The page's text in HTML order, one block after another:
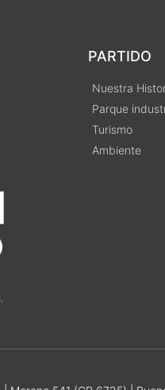
PARTIDO
Nuestra
Parque
Turismo
Ambiente